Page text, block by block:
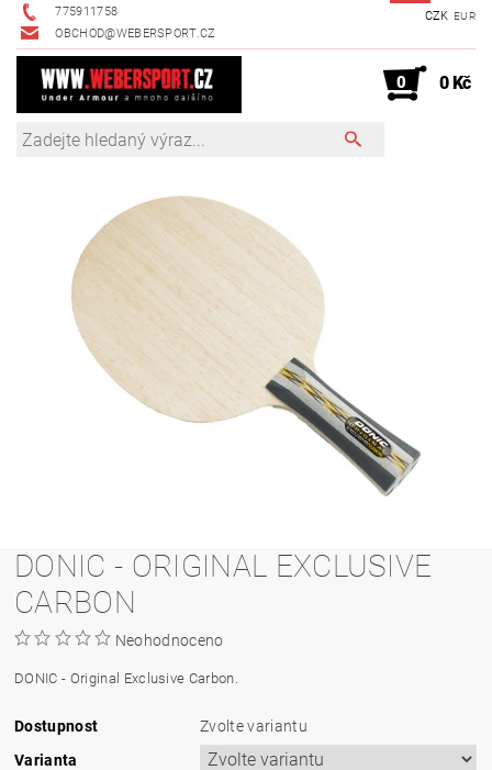
775911758
OBCHOD@WEBERSPORT.CZ
CZK EUR
0 0 Kč
DONIC - ORIGINAL EXCLUSIVE
CARBON
Neohodnoceno
DONIC - Original Exclusive Carbon.
Dostupnost
Zvolte variantu
Varianta